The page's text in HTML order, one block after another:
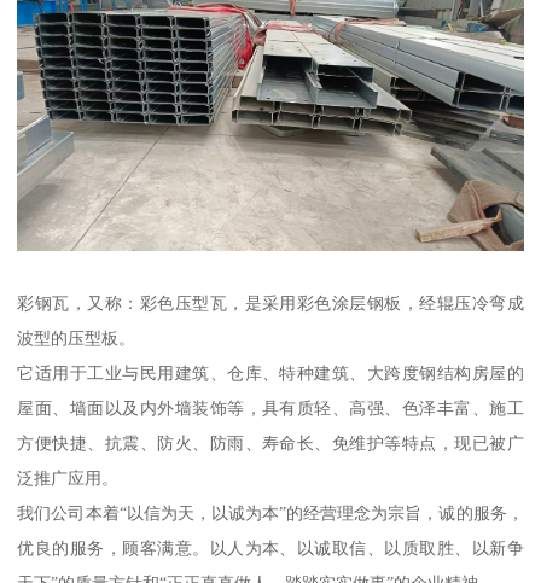
彩钢瓦，又称：彩色压型瓦，是采用彩色涂层钢板，经辊压冷弯成
波型的压型板。
它适用于工业与民用建筑、仓库、特种建筑、大跨度钢结构房屋的
屋面、墙面以及内外墙装饰等，具有质轻、高强、色泽丰富、施工
方便快捷、抗震、防火、防雨、寿命长、免维护等特点，现已被广
泛推广应用。
我们公司本着“以信为天，以诚为本”的经营理念为宗旨，诚的服务，
优良的服务，顾客满意。以人为本、以诚取信、以质取胜、以新争